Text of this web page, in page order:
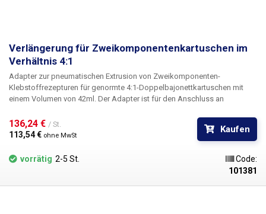
Verlängerung für Zweikomponentenkartuschen im
Verhältnis 4:1
Adapter zur pneumatischen Extrusion von Zweikomponenten-
Klebstoffrezepturen für genormte 4:1-Doppelbajonettkartuschen mit
einem Volumen von 42ml. Der Adapter ist für den Anschluss an
geeignet. Die beiden Dosierkolben sind fest mit dem großen
Innenkolben verbunden und fahren gleichzeitig aus; dies gewährleistet
eine vollkommen gleichmäßige Dosierung, auch wenn die Viskosität der
beiden Komponenten der zu dosierenden Chemikalie unterschiedlich ist.
136,24 € / St.
113,54 € ohne MwSt
Kaufen
vorrätig 2-5 St.
Code:
101381